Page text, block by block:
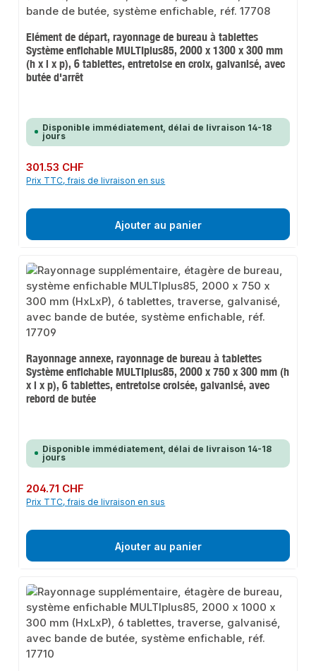
Elément de départ, rayonnage de bureau à tablettes
Système enfichable MULTIplus85, 2000 x 1300 x 300 mm
(h x l x p), 6 tablettes, entretoise en croix, galvanisé, avec
butée d'arrêt
Disponible immédiatement, délai de livraison 14-18
jours
Prix régulier :
301.53 CHF
Prix TTC, frais de livraison en sus
Ajouter au panier
Rayonnage annexe, rayonnage de bureau à tablettes
Système enfichable MULTIplus85, 2000 x 750 x 300 mm (h
x l x p), 6 tablettes, entretoise croisée, galvanisé, avec
rebord de butée
Disponible immédiatement, délai de livraison 14-18
jours
Prix régulier :
204.71 CHF
Prix TTC, frais de livraison en sus
Ajouter au panier